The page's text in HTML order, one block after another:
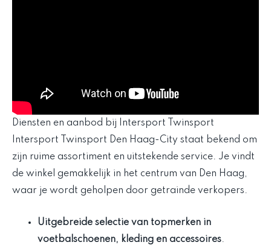
Diensten en aanbod bij Intersport Twinsport
Intersport Twinsport Den Haag-City staat bekend om
zijn ruime assortiment en uitstekende service. Je vindt
de winkel gemakkelijk in het centrum van Den Haag,
waar je wordt geholpen door getrainde verkopers.
Uitgebreide selectie van topmerken in
voetbalschoenen, kleding en accessoires.